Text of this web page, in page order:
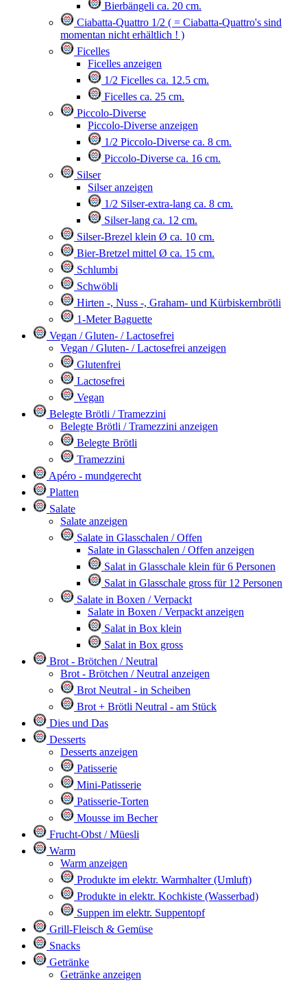
Bierbängeli ca. 20 cm.
Ciabatta-Quattro 1/2 ( = Ciabatta-Quattro's sind
momentan nicht erhältlich ! )
Ficelles
Ficelles anzeigen
1/2 Ficelles ca. 12.5 cm.
Ficelles ca. 25 cm.
Piccolo-Diverse
Piccolo-Diverse anzeigen
1/2 Piccolo-Diverse ca. 8 cm.
Piccolo-Diverse ca. 16 cm.
Silser
Silser anzeigen
1/2 Silser-extra-lang ca. 8 cm.
Silser-lang ca. 12 cm.
Silser-Brezel klein Ø ca. 10 cm.
Bier-Bretzel mittel Ø ca. 15 cm.
Schlumbi
Schwöbli
Hirten -, Nuss -, Graham- und Kürbiskernbrötli
1-Meter Baguette
Vegan / Gluten- / Lactosefrei
Vegan / Gluten- / Lactosefrei anzeigen
Glutenfrei
Lactosefrei
Vegan
Belegte Brötli / Tramezzini
Belegte Brötli / Tramezzini anzeigen
Belegte Brötli
Tramezzini
Apéro - mundgerecht
Platten
Salate
Salate anzeigen
Salate in Glasschalen / Offen
Salate in Glasschalen / Offen anzeigen
Salat in Glasschale klein für 6 Personen
Salat in Glasschale gross für 12 Personen
Salate in Boxen / Verpackt
Salate in Boxen / Verpackt anzeigen
Salat in Box klein
Salat in Box gross
Brot - Brötchen / Neutral
Brot - Brötchen / Neutral anzeigen
Brot Neutral - in Scheiben
Brot + Brötli Neutral - am Stück
Dies und Das
Desserts
Desserts anzeigen
Patisserie
Mini-Patisserie
Patisserie-Torten
Mousse im Becher
Frucht-Obst / Müesli
Warm
Warm anzeigen
Produkte im elektr. Warmhalter (Umluft)
Produkte in elektr. Kochkiste (Wasserbad)
Suppen im elektr. Suppentopf
Grill-Fleisch & Gemüse
Snacks
Getränke
Getränke anzeigen